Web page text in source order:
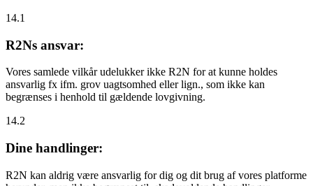
14.1
R2Ns ansvar:
Vores samlede vilkår udelukker ikke R2N for at kunne holdes
ansvarlig fx ifm. grov uagtsomhed eller lign., som ikke kan
begrænses i henhold til gældende lovgivning.
14.2
Dine handlinger:
R2N kan aldrig være ansvarlig for dig og dit brug af vores platforme